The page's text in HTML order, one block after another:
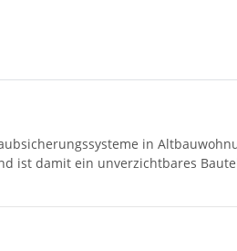
in
ist damit ein unverzichtbares